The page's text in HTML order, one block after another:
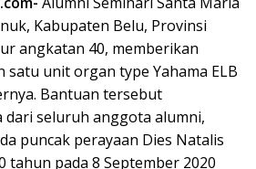
Kabupaten Belu, Provinsi
angkatan 40, memberikan
satu unit organ type Yahama ELB
Bantuan tersebut
dari seluruh anggota alumni,
puncak perayaan Dies Natalis
tahun pada 8 September 2020